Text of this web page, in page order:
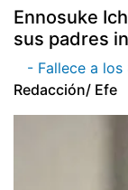
Ennosuke
sus padres
- Fallece a los
Redacción/ Efe